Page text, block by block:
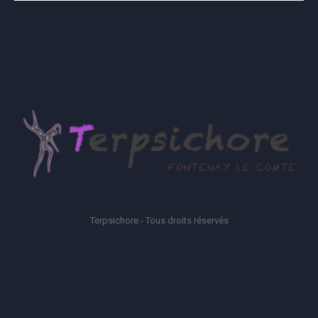
Terpsichore - Tous droits réservés